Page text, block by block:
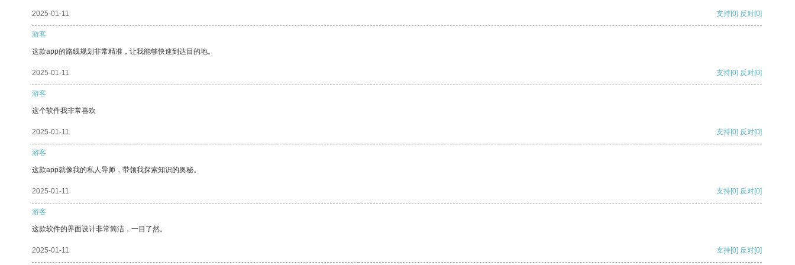
2025-01-11 支持[0] 反对[0]
游客
这款app的路线规划非常精准，让我能够快速到达目的地。
2025-01-11 支持[0] 反对[0]
游客
这个软件我非常喜欢
2025-01-11 支持[0] 反对[0]
游客
这款app就像我的私人导师，带领我探索知识的奥秘。
2025-01-11 支持[0] 反对[0]
游客
这款软件的界面设计非常简洁，一目了然。
2025-01-11 支持[0] 反对[0]